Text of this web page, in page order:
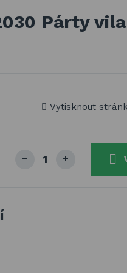
PŘIHLÁSITPárty
Vytisknout